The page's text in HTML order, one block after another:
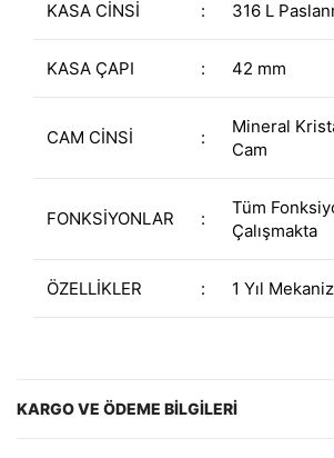
KASA CİNSİ : 316 L
KASA ÇAPI : 42 mm
CAM CİNSİ :
Mineral
Cam
FONKSİYONLAR :
Tüm
Çalışmakta
ÖZELLİKLER : 1 Yıl
KARGO VE ÖDEME BILGILERI